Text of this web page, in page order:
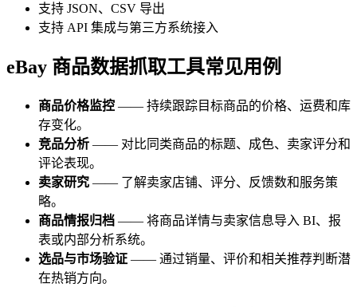
支持 JSON、CSV 导出
支持 API 集成与第三方系统接入
eBay 商品数据抓取工具常见用例
商品价格监控 —— 持续跟踪目标商品的价格、运费和库
存变化。
竞品分析 —— 对比同类商品的标题、成色、卖家评分和
评论表现。
卖家研究 —— 了解卖家店铺、评分、反馈数和服务策
略。
商品情报归档 —— 将商品详情与卖家信息导入 BI、报
表或内部分析系统。
选品与市场验证 —— 通过销量、评价和相关推荐判断潜
在热销方向。